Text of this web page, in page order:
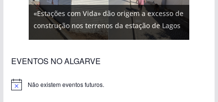
«Estações com Vida» dão origem a excesso de
construção nos terrenos da estação de Lagos
EVENTOS NO ALGARVE
Não existem eventos futuros.